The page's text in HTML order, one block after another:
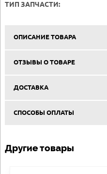
ТИП ЗАПЧАСТИ:
ОПИСАНИЕ ТОВАРА
ОТЗЫВЫ О ТОВАРЕ
ДОСТАВКА
СПОСОБЫ ОПЛАТЫ
Другие товары